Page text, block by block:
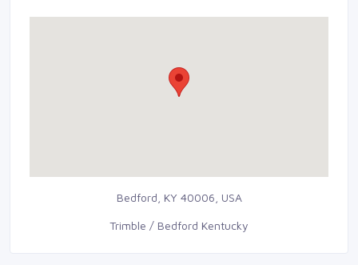
Bedford, KY 40006, USA
Trimble / Bedford Kentucky